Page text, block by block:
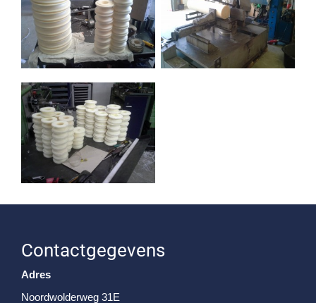
Contactgegevens
Adres
Noordwolderweg 31E